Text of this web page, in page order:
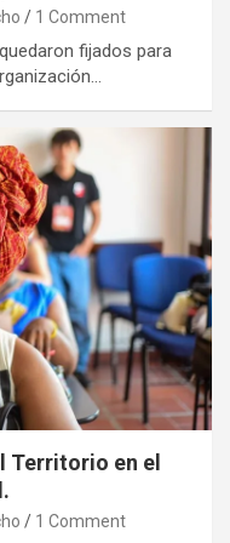
1 Comment
fijados para
Territorio en el
1 Comment